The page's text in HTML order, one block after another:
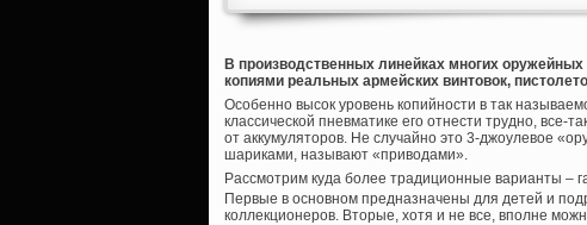
В производственных линейках многих
копиями реальных армейских винтовок,
Особенно высок уровень копийности в так
классической пневматике его отнести трудно, все-
от аккумуляторов. Не случайно это 3-джоулевое
шариками, называют «приводами».
Рассмотрим куда более традиционные варианты –
Первые в основном предназначены для детей и
коллекционеров. Вторые, хотя и не все, вполне